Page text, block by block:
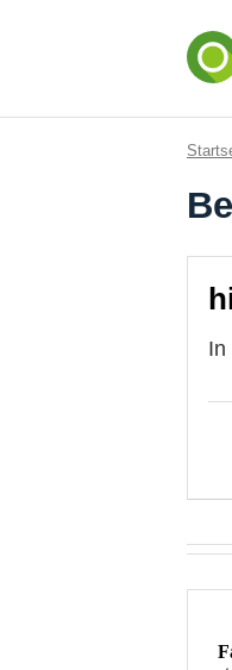
In